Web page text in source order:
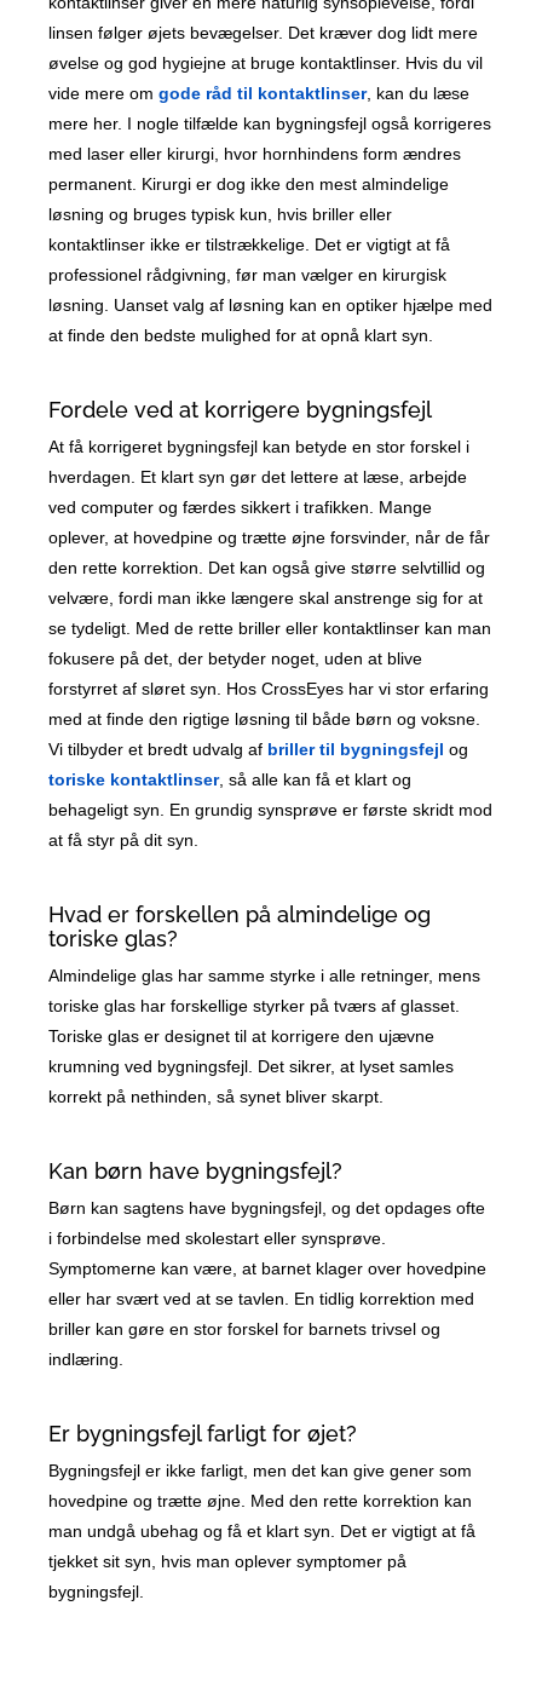
linsen følger øjets bevægelser. Det kræver dog lidt mere
øvelse og god hygiejne at bruge kontaktlinser. Hvis du vil
vide mere omgode råd til kontaktlinser, kan du læse
mere her. I nogle tilfælde kan bygningsfejl også korrigeres
med laser eller kirurgi, hvor hornhindens form ændres
permanent. Kirurgi er dog ikke den mest almindelige
løsning og bruges typisk kun, hvis briller eller
kontaktlinser ikke er tilstrækkelige. Det er vigtigt at få
professionel rådgivning, før man vælger en kirurgisk
løsning. Uanset valg af løsning kan en optiker hjælpe med
at finde den bedste mulighed for at opnå klart syn.
Fordele ved at korrigere bygningsfejl
At få korrigeret bygningsfejl kan betyde en stor forskel i
hverdagen. Et klart syn gør det lettere at læse, arbejde
ved computer og færdes sikkert i trafikken. Mange
oplever, at hovedpine og trætte øjne forsvinder, når de får
den rette korrektion. Det kan også give større selvtillid og
velvære, fordi man ikke længere skal anstrenge sig for at
se tydeligt. Med de rette briller eller kontaktlinser kan man
fokusere på det, der betyder noget, uden at blive
forstyrret af sløret syn. Hos CrossEyes har vi stor erfaring
med at finde den rigtige løsning til både børn og voksne.
Vi tilbyder et bredt udvalg af briller til bygningsfejl og
toriske kontaktlinser, så alle kan få et klart og
behageligt syn. En grundig synsprøve er første skridt mod
at få styr på dit syn.
Hvad er forskellen på almindelige og
toriske glas?
Almindelige glas har samme styrke i alle retninger, mens
toriske glas har forskellige styrker på tværs af glasset.
Toriske glas er designet til at korrigere den ujævne
krumning ved bygningsfejl. Det sikrer, at lyset samles
korrekt på nethinden, så synet bliver skarpt.
Kan børn have bygningsfejl?
Børn kan sagtens have bygningsfejl, og det opdages ofte
i forbindelse med skolestart eller synsprøve.
Symptomerne kan være, at barnet klager over hovedpine
eller har svært ved at se tavlen. En tidlig korrektion med
briller kan gøre en stor forskel for barnets trivsel og
indlæring.
Er bygningsfejl farligt for øjet?
Bygningsfejl er ikke farligt, men det kan give gener som
hovedpine og trætte øjne. Med den rette korrektion kan
man undgå ubehag og få et klart syn. Det er vigtigt at få
tjekket sit syn, hvis man oplever symptomer på
bygningsfejl.